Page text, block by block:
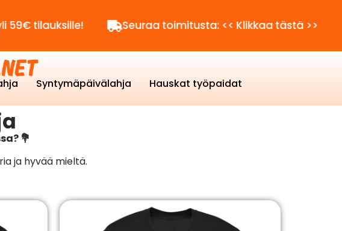
Seuraa toimitusta: << Klikkaa tästä >>
Syntymäpäivälahja
Hauskat työpaidat
💐
ja hyvää mieltä.